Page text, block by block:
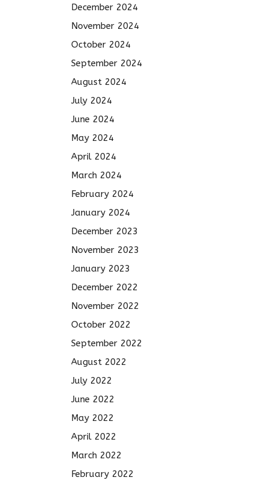
December 2024
November 2024
October 2024
September 2024
August 2024
July 2024
June 2024
May 2024
April 2024
March 2024
February 2024
January 2024
December 2023
November 2023
January 2023
December 2022
November 2022
October 2022
September 2022
August 2022
July 2022
June 2022
May 2022
April 2022
March 2022
February 2022